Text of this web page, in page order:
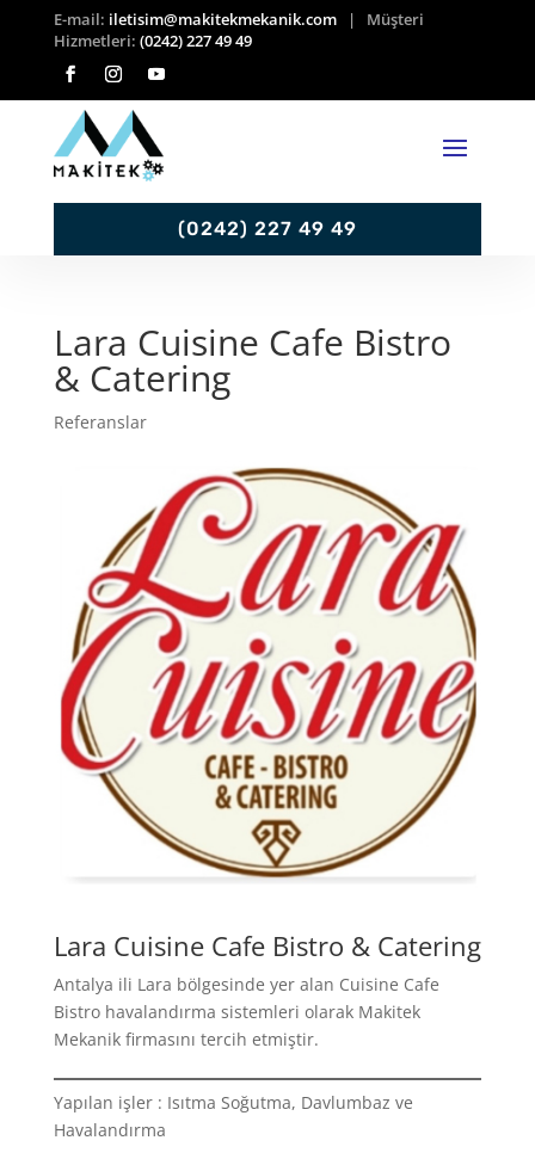
E-mail: iletisim@makitekmekanik.com| Müşteri
Hizmetleri: (0242) 227 49 49
(0242) 227 49 49
Lara Cuisine Cafe Bistro
& Catering
Referanslar
Lara Cuisine Cafe Bistro & Catering
Antalya ili Lara bölgesinde yer alan Cuisine Cafe
Bistro havalandırma sistemleri olarak Makitek
Mekanik firmasını tercih etmiştir.
Yapılan işler : Isıtma Soğutma, Davlumbaz ve
Havalandırma